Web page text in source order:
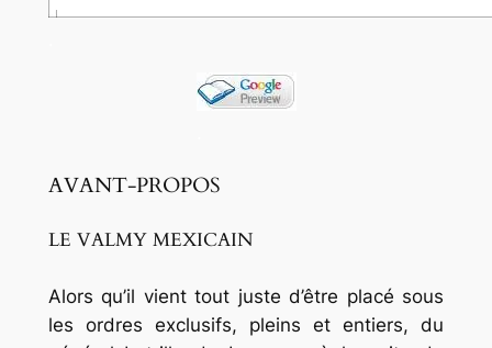
AVANT-PROPOS
LE VALMY MEXICAIN
Alors qu’il vient tout juste d’être placé sous
les ordres exclusifs, pleins et entiers, du